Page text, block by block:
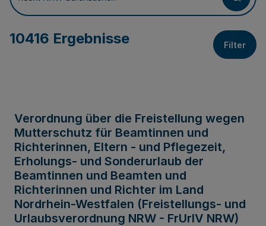
Recht NRW durchsuchen
10416 Ergebnisse Filter
Verordnung über die Freistellung wegen
Mutterschutz für Beamtinnen und
Richterinnen, Eltern - und Pflegezeit,
Erholungs- und Sonderurlaub der
Beamtinnen und Beamten und
Richterinnen und Richter im Land
Nordrhein-Westfalen (Freistellungs- und
Urlaubsverordnung NRW - FrUrlV NRW)